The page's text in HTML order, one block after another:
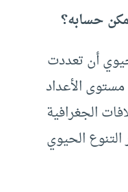
حسابه؟
أن تعددت
الأعداد
الجغرافية
الحيوي